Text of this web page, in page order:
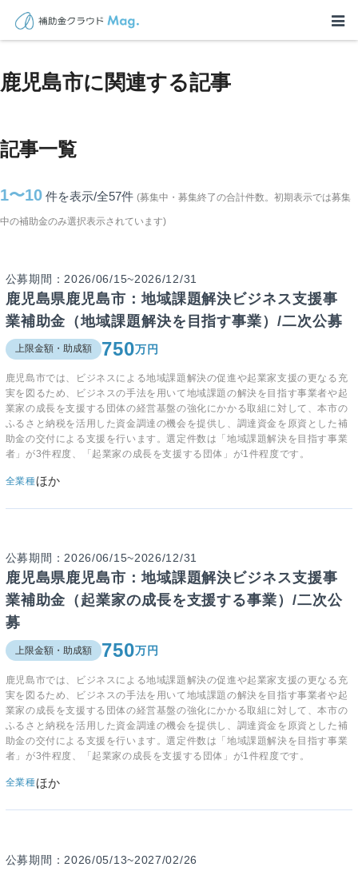
TOP > 補助金・助成金詳細>鹿児島県
鹿児島市に関連する記事
記事一覧
1〜10 件を表示/全57件 (募集中・募集終了の合計件数。初期表示では募集
中の補助金のみ選択表示されています)
公募期間：2026/06/15~2026/12/31
鹿児島県鹿児島市：地域課題解決ビジネス支援事
業補助金（地域課題解決を目指す事業）/二次公募
上限金額・助成額 750万円
鹿児島市では、ビジネスによる地域課題解決の促進や起業家支援の更なる充
実を図るため、ビジネスの手法を用いて地域課題の解決を目指す事業者や起
業家の成長を支援する団体の経営基盤の強化にかかる取組に対して、本市の
ふるさと納税を活用した資金調達の機会を提供し、調達資金を原資とした補
助金の交付による支援を行います。選定件数は「地域課題解決を目指す事業
者」が3件程度、「起業家の成長を支援する団体」が1件程度です。
全業種ほか
公募期間：2026/06/15~2026/12/31
鹿児島県鹿児島市：地域課題解決ビジネス支援事
業補助金（起業家の成長を支援する事業）/二次公
募
上限金額・助成額 750万円
鹿児島市では、ビジネスによる地域課題解決の促進や起業家支援の更なる充
実を図るため、ビジネスの手法を用いて地域課題の解決を目指す事業者や起
業家の成長を支援する団体の経営基盤の強化にかかる取組に対して、本市の
ふるさと納税を活用した資金調達の機会を提供し、調達資金を原資とした補
助金の交付による支援を行います。選定件数は「地域課題解決を目指す事業
者」が3件程度、「起業家の成長を支援する団体」が1件程度です。
全業種ほか
公募期間：2026/05/13~2027/02/26